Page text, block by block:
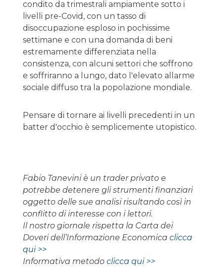
condito da trimestrali ampiamente sotto i
livelli pre-Covid, con un tasso di
disoccupazione esploso in pochissime
settimane e con una domanda di beni
estremamente differenziata nella
consistenza, con alcuni settori che soffrono
e soffriranno a lungo, dato l'elevato allarme
sociale diffuso tra la popolazione mondiale.
Pensare di tornare ai livelli precedenti in un
batter d'occhio è semplicemente utopistico.
Fabio Tanevini è un trader privato e
potrebbe detenere gli strumenti finanziari
oggetto delle sue analisi risultando così in
conflitto di interesse con i lettori.
Il nostro giornale rispetta la Carta dei
Doveri dell’Informazione Economica clicca
qui >>
Informativa metodo clicca qui >>